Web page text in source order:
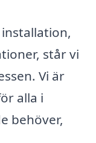
står vi
Vi är
alla i
behöver,